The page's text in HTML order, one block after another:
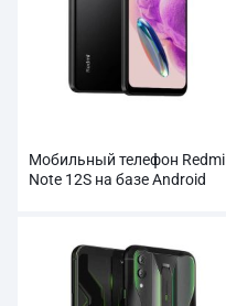
Мобильный телефон Redmi
Note 12S на базе Android